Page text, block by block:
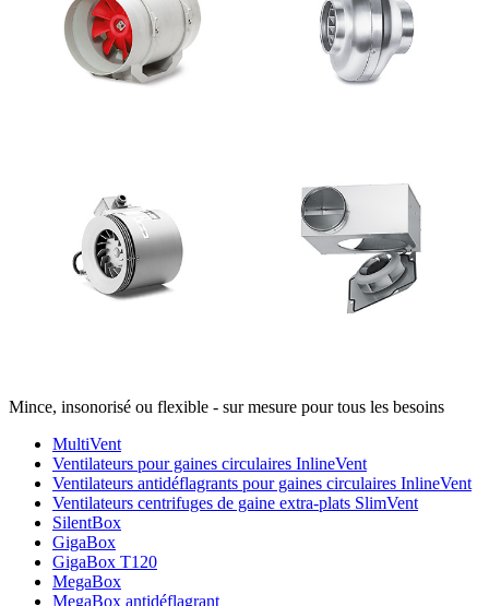
Mince, insonorisé ou flexible - sur mesure pour tous les besoins
MultiVent
Ventilateurs pour gaines circulaires InlineVent
Ventilateurs antidéflagrants pour gaines circulaires InlineVent
Ventilateurs centrifuges de gaine extra-plats SlimVent
SilentBox
GigaBox
GigaBox T120
MegaBox
MegaBox antidéflagrant